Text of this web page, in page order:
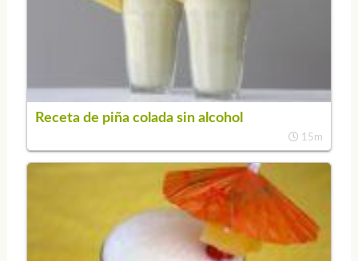
Receta de piña colada sin alcohol
15m